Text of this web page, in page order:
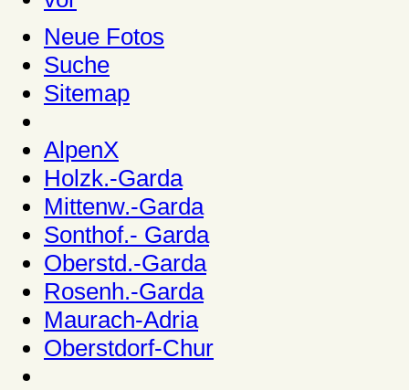
Neue Fotos
Suche
Sitemap
AlpenX
Holzk.-Garda
Mittenw.-Garda
Sonthof.- Garda
Oberstd.-Garda
Rosenh.-Garda
Maurach-Adria
Oberstdorf-Chur